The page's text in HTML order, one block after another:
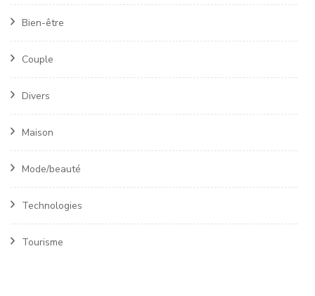
Bien-être
Couple
Divers
Maison
Mode/beauté
Technologies
Tourisme